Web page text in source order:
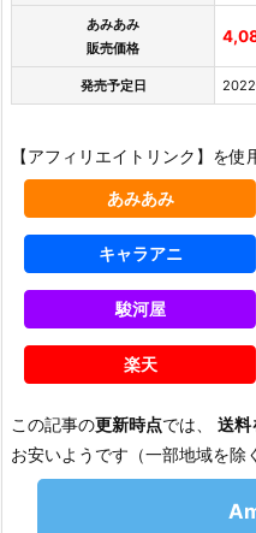
あみあみ
販売価格
発売予定日 2022
【アフィリエイトリンク】を使
あみあみ
キャラアニ
駿河屋
楽天
この記事の更新時点では、 送料
お安いようです（一部地域を除